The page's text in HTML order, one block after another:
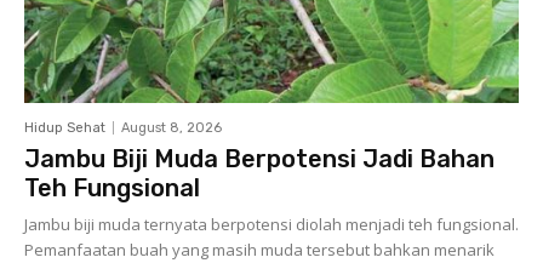
Hidup Sehat August 8, 2026
Jambu Biji Muda Berpotensi Jadi Bahan
Teh Fungsional
Jambu biji muda ternyata berpotensi diolah menjadi teh fungsional.
Pemanfaatan buah yang masih muda tersebut bahkan menarik